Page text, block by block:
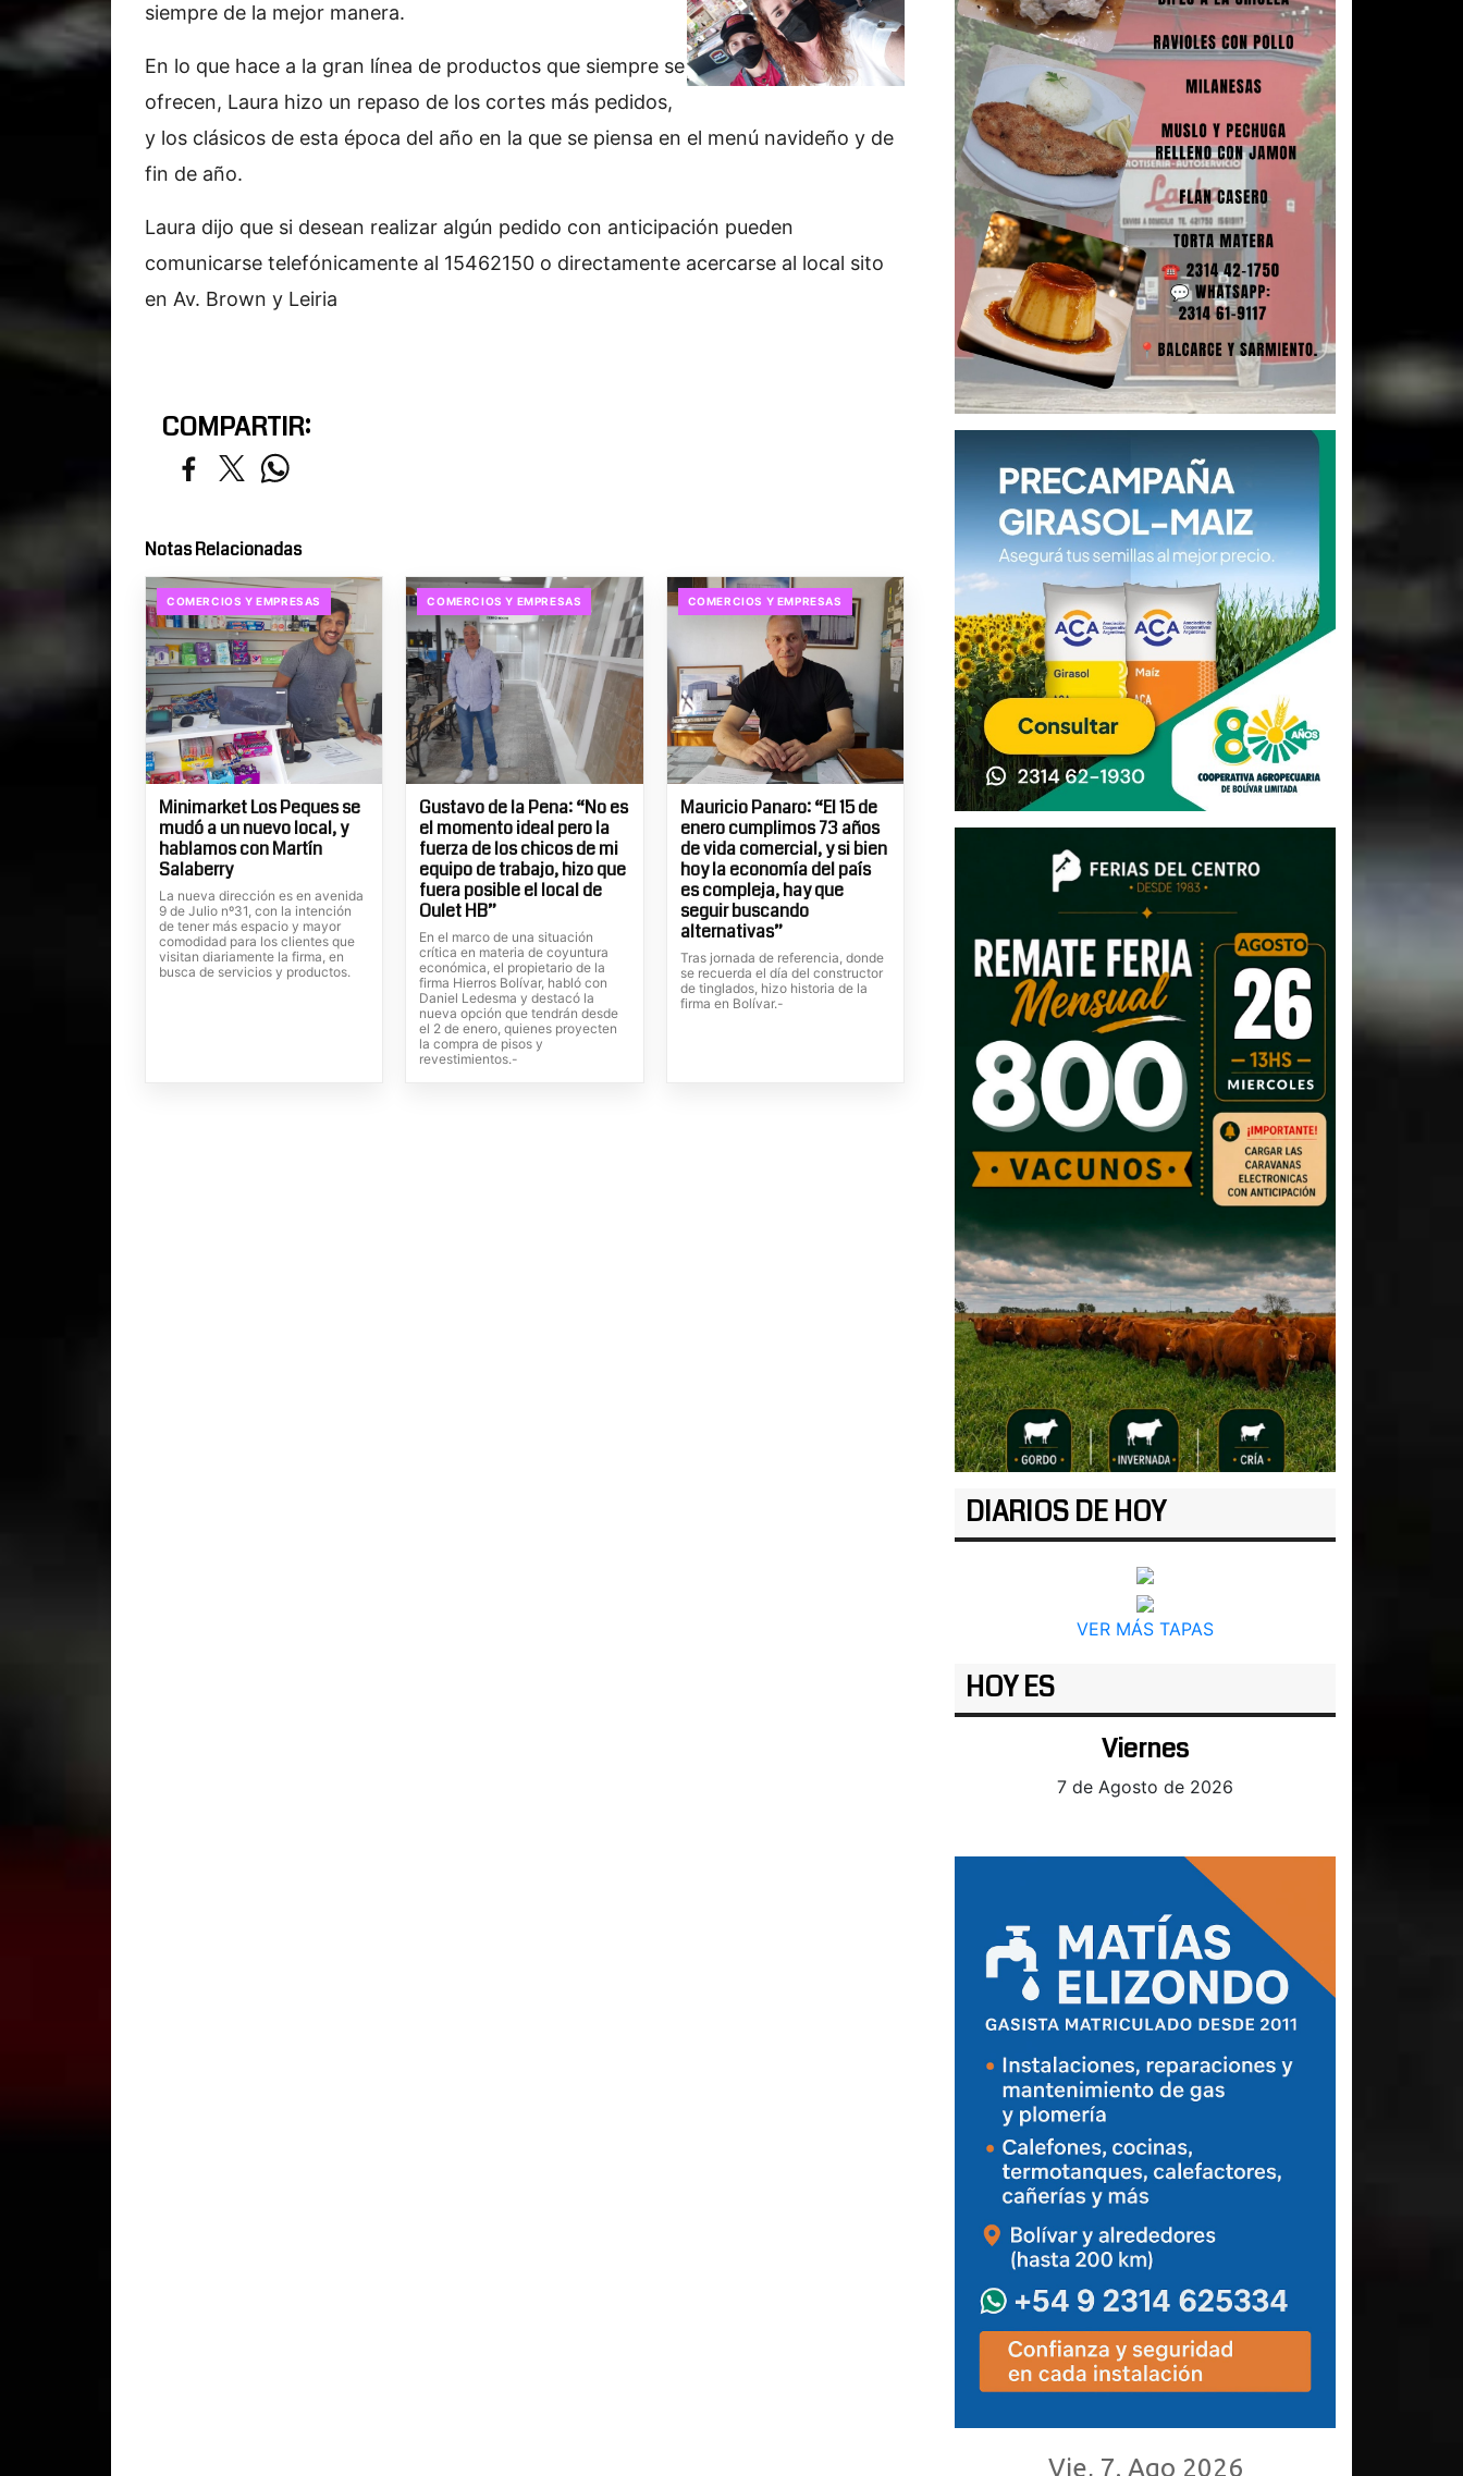
siempre de la mejor manera.
En lo que hace a la gran línea de productos que siempre se
ofrecen, Laura hizo un repaso de los cortes más pedidos,
y los clásicos de esta época del año en la que se piensa en el menú navideño y de
fin de año.
Laura dijo que si desean realizar algún pedido con anticipación pueden
comunicarse telefónicamente al 15462150 o directamente acercarse al local sito
en Av. Brown y Leiria
COMPARTIR:
Notas Relacionadas
COMERCIOS Y EMPRESAS
Minimarket Los Peques se
mudó a un nuevo local, y
hablamos con Martín
Salaberry
La nueva dirección es en avenida
9 de Julio nº31, con la intención
de tener más espacio y mayor
comodidad para los clientes que
visitan diariamente la firma, en
busca de servicios y productos.
COMERCIOS Y EMPRESAS
Gustavo de la Pena: “No es
el momento ideal pero la
fuerza de los chicos de mi
equipo de trabajo, hizo que
fuera posible el local de
Oulet HB”
En el marco de una situación
crítica en materia de coyuntura
económica, el propietario de la
firma Hierros Bolívar, habló con
Daniel Ledesma y destacó la
nueva opción que tendrán desde
el 2 de enero, quienes proyecten
la compra de pisos y
revestimientos.-
COMERCIOS Y EMPRESAS
Mauricio Panaro: “El 15 de
enero cumplimos 73 años
de vida comercial, y si bien
hoy la economía del país
es compleja, hay que
seguir buscando
alternativas”
Tras jornada de referencia, donde
se recuerda el día del constructor
de tinglados, hizo historia de la
firma en Bolívar.-
DIARIOS DE HOY
VER MÁS TAPAS
HOY ES
Viernes
7 de Agosto de 2026